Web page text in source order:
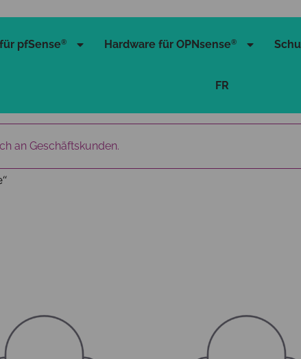
pfSense® Hardware für OPNsense®
FR
an Geschäftskunden.